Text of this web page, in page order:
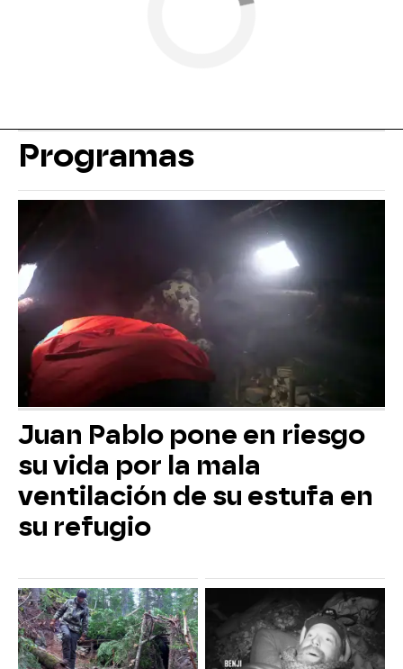
Programas
Juan Pablo pone en riesgo
su vida por la mala
ventilación de su estufa en
su refugio